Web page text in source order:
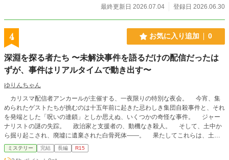
最終更新日 2026.07.04
登録日 2026.06.30
4 お気に入り追加 0
深淵を探る者たち 〜未解決事件を語るだけの配信だったは
ずが、事件はリアルタイムで動き出す〜
ゆりんちゃん
カリスマ配信者アンカールが主催する、一夜限りの特別な夜会。 今宵、集
められたゲストたちが挑むのは十五年前に起きた忌わしき集団自殺事件と、それ
を発端とした「呪いの連鎖」としか思えぬ、いくつかの奇怪な事件。 ジャー
ナリストの謎の失踪。 政治家と支援者の、動機なき殺人。 そして、土中か
ら掘り起こされ、廃墟に遺棄された白骨死体――。 果たしてこれらは、土地
に染み付いた亡霊の呪いか。 それとも、人間の仕組んだ底知れぬ悪意か。
この深淵の謎に、個性豊かなゲストたちがそれぞれの視点から迫っていく。
ミステリー 完結 長編 R15